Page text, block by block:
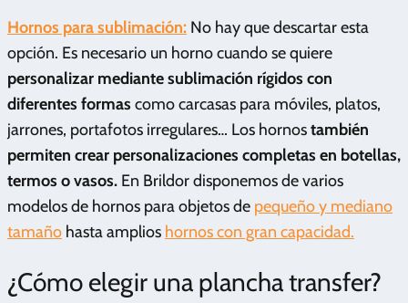
Hornos para sublimación: No hay que descartar esta
opción. Es necesario un horno cuando se quiere
personalizar mediante sublimación rígidos con
diferentes formas como carcasas para móviles, platos,
jarrones, portafotos irregulares… Los hornostambién
permiten crear personalizaciones completas en botellas,
termos o vasos. En Brildor disponemos de varios
modelos de hornos para objetos de pequeño y mediano
tamaño hasta amplios hornos con gran capacidad.
¿Cómo elegir una plancha transfer?